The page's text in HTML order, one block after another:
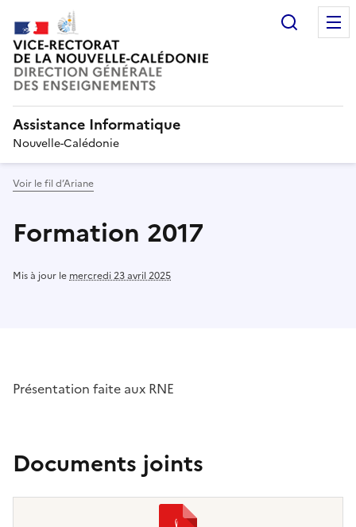
Assistance Informatique
Nouvelle-Calédonie
Voir le fil d’Ariane
Formation 2017
Mis à jour le mercredi 23 avril 2025
Présentation faite aux RNE
Documents joints